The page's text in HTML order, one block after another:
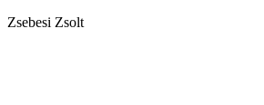
Zsebesi Zsolt